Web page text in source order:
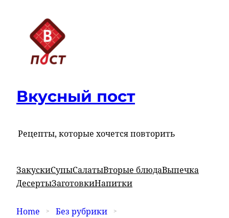
Вкусный пост
Рецепты, которые хочется повторить
ЗакускиСупыСалатыВторые блюдаВыпечка
ДесертыЗаготовкиНапитки
Home
Без рубрики